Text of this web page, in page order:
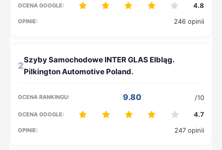
4.8
246 opinii
2
9.80 /10
4.7
247 opinii